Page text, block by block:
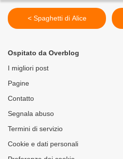
< Spaghetti di Alice
Ospitato da Overblog
I migliori post
Pagine
Contatto
Segnala abuso
Termini di servizio
Cookie e dati personali